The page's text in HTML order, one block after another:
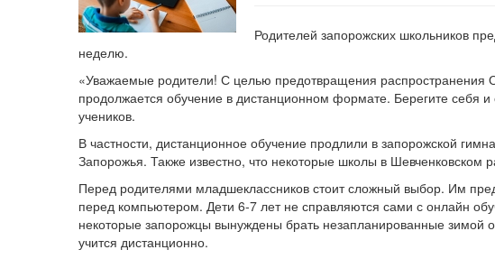
Родителей запорожских школьников
неделю.
«Уважаемые родители! С целью предотвращения распространения
продолжается обучение в дистанционном формате. Берегите себя
учеников.
В частности, дистанционное обучение продлили в запорожской
Запорожья. Также известно, что некоторые школы в
Перед родителями младшеклассников стоит сложный выбор. Им
перед компьютером. Дети 6-7 лет не справляются сами с онлайн
некоторые запорожцы вынуждены брать незапланированные зимой
учится дистанционно.